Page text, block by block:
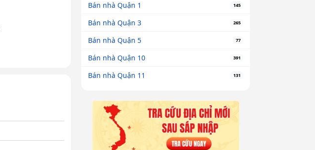
Bán nhà Quận 1 145
Bán nhà Quận 3 265
Bán nhà Quận 5 77
Bán nhà Quận 10 391
Bán nhà Quận 11 131